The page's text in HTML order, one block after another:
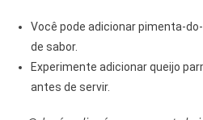
Você pode adicionar pimenta-
de sabor.
Experimente adicionar queijo
antes de servir.